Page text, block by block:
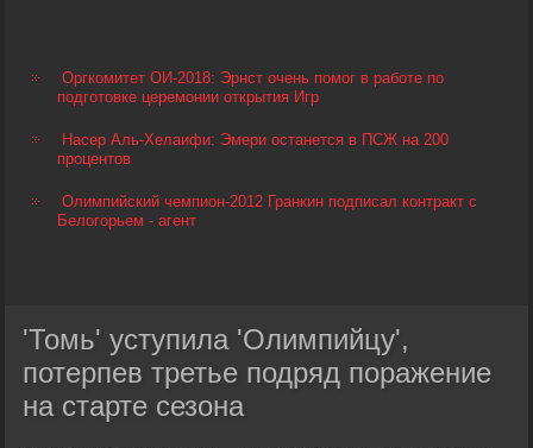
Оргкомитет ОИ-2018: Эрнст очень помог в работе по
подготовке церемонии открытия Игр
Насер Аль-Хелаифи: Эмери останется в ПСЖ на 200
процентов
Олимпийский чемпион-2012 Гранкин подписал контракт с
Белогорьем - агент
'Томь' уступила 'Олимпийцу',
потерпев третье подряд поражение
на старте сезона